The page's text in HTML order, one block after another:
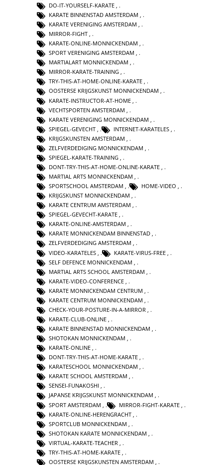
DO-IT-YOURSELF-KARATE
KARATE BINNENSTAD AMSTERDAM
KARATE VERENIGING AMSTERDAM ,
MIRROR-FIGHT ,
KARATE-ONLINE-MONNICKENDAM ,
SPORT VERENIGING AMSTERDAM ,
MARTIALART MONNICKENDAM ,
MIRROR-KARATE-TRAINING ,
TRY-THIS-AT-HOME-ONLINE-KARATE ,
OOSTERSE KRIJGSKUNST MONNICKENDAM ,
KARATE-INSTRUCTOR-AT-HOME
VECHTSPORTEN AMSTERDAM
KARATE VERENIGING MONNICKENDAM
SPIEGEL-GEVECHT
INTERNET-KARATELES
KRIJGSKUNSTEN AMSTERDAM
ZELFVERDEDIGING MONNICKENDAM
SPIEGEL-KARATE-TRAINING
DONT-TRY-THIS-AT-HOME-ONLINE-KARATE
MARTIAL ARTS MONNICKENDAM ,
SPORTSCHOOL AMSTERDAM , HOME-VIDEO ,
KRIJGSKUNST MONNICKENDAM ,
KARATE CENTRUM AMSTERDAM ,
SPIEGEL-GEVECHT-KARATE ,
KARATE-ONLINE-AMSTERDAM ,
KARATE MONNICKENDAM BINNENSTAD ,
ZELFVERDEDIGING AMSTERDAM ,
VIDEO-KARATELES
KARATE-VIRUS-FREE
SELF DEFENCE MONNICKENDAM
MARTIAL ARTS SCHOOL AMSTERDAM
KARATE-VIDEO-CONFERENCE
KARATE MONNICKENDAM CENTRUM
KARATE CENTRUM MONNICKENDAM
CHECK-YOUR-POSTURE-IN-A-MIRROR
KARATE-CLUB-ONLINE
KARATE BINNENSTAD MONNICKENDAM ,
SHOTOKAN MONNICKENDAM ,
KARATE-ONLINE ,
DONT-TRY-THIS-AT-HOME-KARATE ,
KARATESCHOOL MONNICKENDAM ,
KARATE SCHOOL AMSTERDAM ,
SENSEI-FUNAKOSHI ,
JAPANSE KRIJGSKUNST MONNICKENDAM ,
SPORT AMSTERDAM
MIRROR-FIGHT-KARATE
KARATE-ONLINE-HERENGRACHT
SPORTCLUB MONNICKENDAM
SHOTOKAN KARATE MONNICKENDAM
VIRTUAL-KARATE-TEACHER
TRY-THIS-AT-HOME-KARATE
OOSTERSE KRIJGSKUNSTEN AMSTERDAM